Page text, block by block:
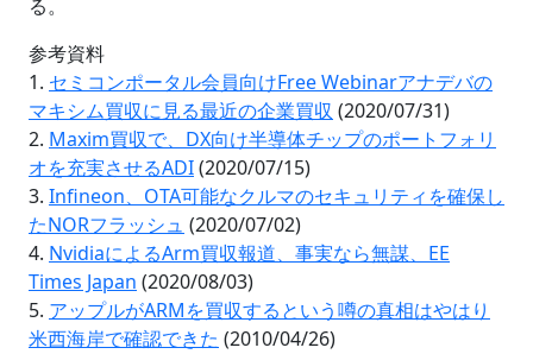
る。
参考資料
1. セミコンポータル会員向けFree Webinarアナデバの
マキシム買収に見る最近の企業買収 (2020/07/31)
2. Maxim買収で、DX向け半導体チップのポートフォリ
オを充実させるADI(2020/07/15)
3. Infineon、OTA可能なクルマのセキュリティを確保し
たNORフラッシュ (2020/07/02)
4. NvidiaによるArm買収報道、事実なら無謀、EE
Times Japan (2020/08/03)
5. アップルがARMを買収するという噂の真相はやはり
米西海岸で確認できた (2010/04/26)